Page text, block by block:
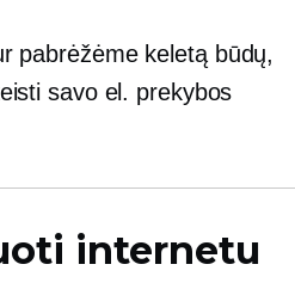
pabrėžėme keletą būdų,
savo el. prekybos
internetu